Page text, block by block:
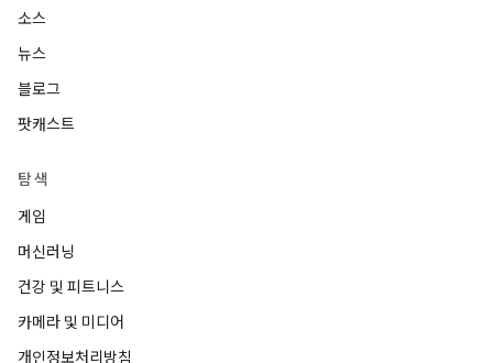
소스
뉴스
블로그
팟캐스트
탐색
게임
머신러닝
건강 및 피트니스
카메라 및 미디어
개인정보처리방침